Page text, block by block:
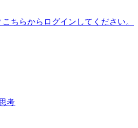
ちらからログインしてください。​​
考​​